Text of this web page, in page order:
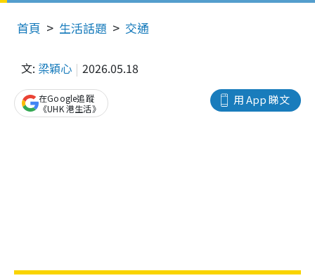
首頁 生活話題 交通
文: 梁穎心 2026.05.18
用 App 睇文
在Google追蹤
《UHK 港生活》